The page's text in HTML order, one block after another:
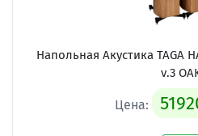
Напольная Акустика TAGA
v.3
Цена: